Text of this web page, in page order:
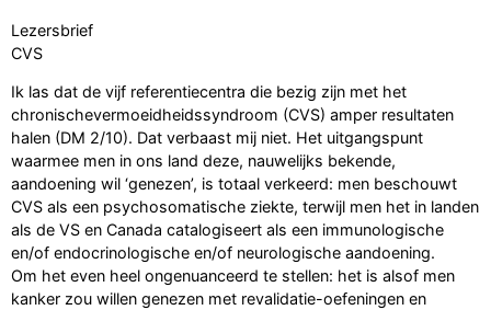
Lezersbrief
CVS
Ik las dat de vijf referentiecentra die bezig zijn met het
chronischevermoeidheidssyndroom (CVS) amper resultaten
halen (DM 2/10). Dat verbaast mij niet. Het uitgangspunt
waarmee men in ons land deze, nauwelijks bekende,
aandoening wil ‘genezen’, is totaal verkeerd: men beschouwt
CVS als een psychosomatische ziekte, terwijl men het in landen
als de VS en Canada catalogiseert als een immunologische
en/of endocrinologische en/of neurologische aandoening.
Om het even heel ongenuanceerd te stellen: het is alsof men
kanker zou willen genezen met revalidatie-oefeningen en